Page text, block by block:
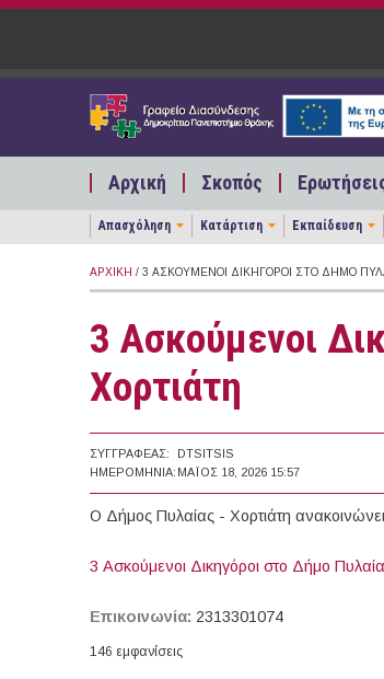
Παράκαμψη προς το κυρίως περιεχόμενο
Αρχική Σκοπός
Απασχόληση Κατάρτιση Εκπαίδευση
ΑΡΧΙΚΉ / 3 ΑΣΚΟΎΜΕΝΟΙ ΔΙΚΗΓΌΡΟΙ ΣΤΟ ΔΉΜΟ
3 Ασκούμενοι
Χορτιάτη
ΣΥΓΓΡΑΦΈΑΣ:
DTSITSIS
ΗΜΕΡΟΜΗΝΊΑ: ΜΆΙΟΣ 18, 2026 15:57
Ο Δήμος Πυλαίας - Χορτιάτη
3 Ασκούμενοι Δικηγόροι στο Δήμο
Επικοινωνία: 2313301074
146 εμφανίσεις